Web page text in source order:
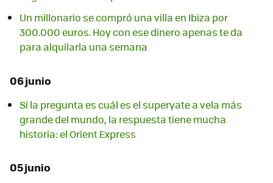
Un millonario se compró una villa en Ibiza por
300.000 euros. Hoy con ese dinero apenas te da
para alquilarla una semana
06 junio
Si la pregunta es cuál es el superyate a vela más
grande del mundo, la respuesta tiene mucha
historia: el Orient Express
05 junio